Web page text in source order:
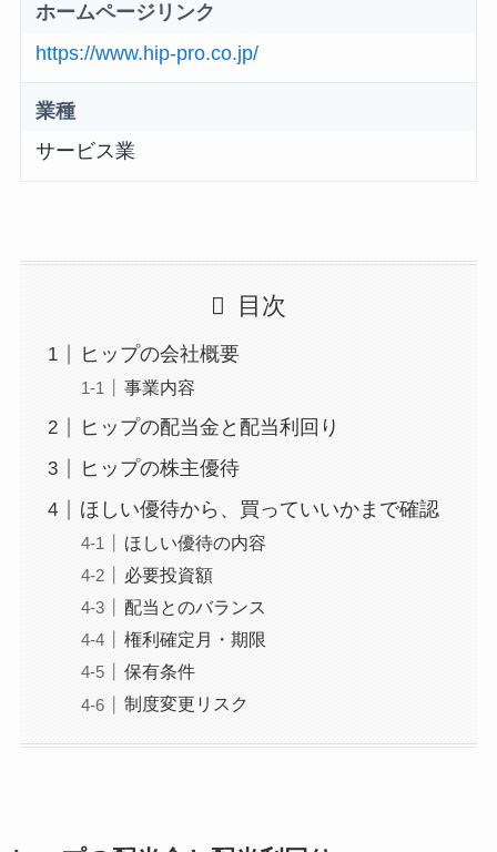
ホームページリンク
https://www.hip-pro.co.jp/
業種
サービス業
目次
ヒップの会社概要
事業内容
ヒップの配当金と配当利回り
ヒップの株主優待
ほしい優待から、買っていいかまで確認
ほしい優待の内容
必要投資額
配当とのバランス
権利確定月・期限
保有条件
制度変更リスク